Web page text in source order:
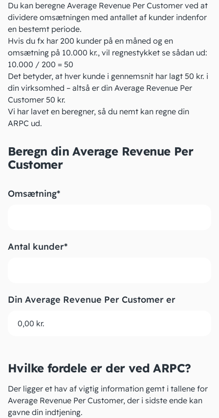
Du kan beregne Average Revenue Per Customer ved at
dividere omsætningen med antallet af kunder indenfor
en bestemt periode.
Hvis du fx har 200 kunder på en måned og en
omsætning på 10.000 kr., vil regnestykket se sådan ud:
10.000 / 200 = 50
Det betyder, at hver kunde i gennemsnit har lagt 50 kr. i
din virksomhed – altså er din Average Revenue Per
Customer 50 kr.
Vi har lavet en beregner, så du nemt kan regne din
ARPC ud.
Beregn din Average Revenue Per
Customer
Omsætning*
Antal kunder*
Din Average Revenue Per Customer er
Hvilke fordele er der ved ARPC?
Der ligger et hav af vigtig information gemt i tallene for
Average Revenue Per Customer, der i sidste ende kan
gavne din indtjening.